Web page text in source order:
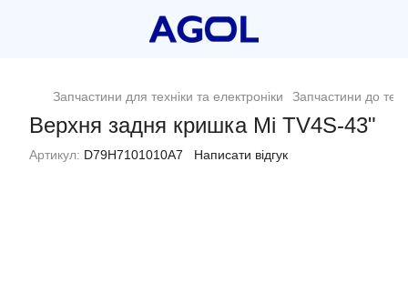
Запчастини для техніки та електроніки Запчастини до
Верхня задня кришка Mi TV4S-43"
Артикул: D79H7101010A7 Написати відгук